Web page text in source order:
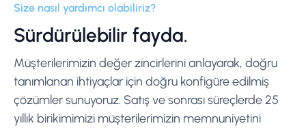
Size nasıl yardımcı olabiliriz?
Sürdürülebilir fayda.
Müşterilerimizin değer zincirlerini anlayarak, doğru
tanımlanan ihtiyaçlar için doğru konfigüre edilmiş
çözümler sunuyoruz. Satış ve sonrası süreçlerde 25
yıllık birikimimizi müşterilerimizin memnuniyetini